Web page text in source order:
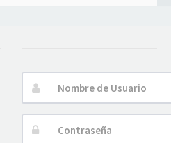
Nombre
de
Usuario:
Contraseña: